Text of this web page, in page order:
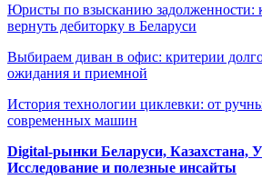
Юристы по взысканию задолженности:
вернуть дебиторку в Беларуси
Выбираем диван в офис: критерии
ожидания и приемной
История технологии циклевки: от
современных машин
Digital-рынки Беларуси, Казахстана,
Исследование и полезные инсайты